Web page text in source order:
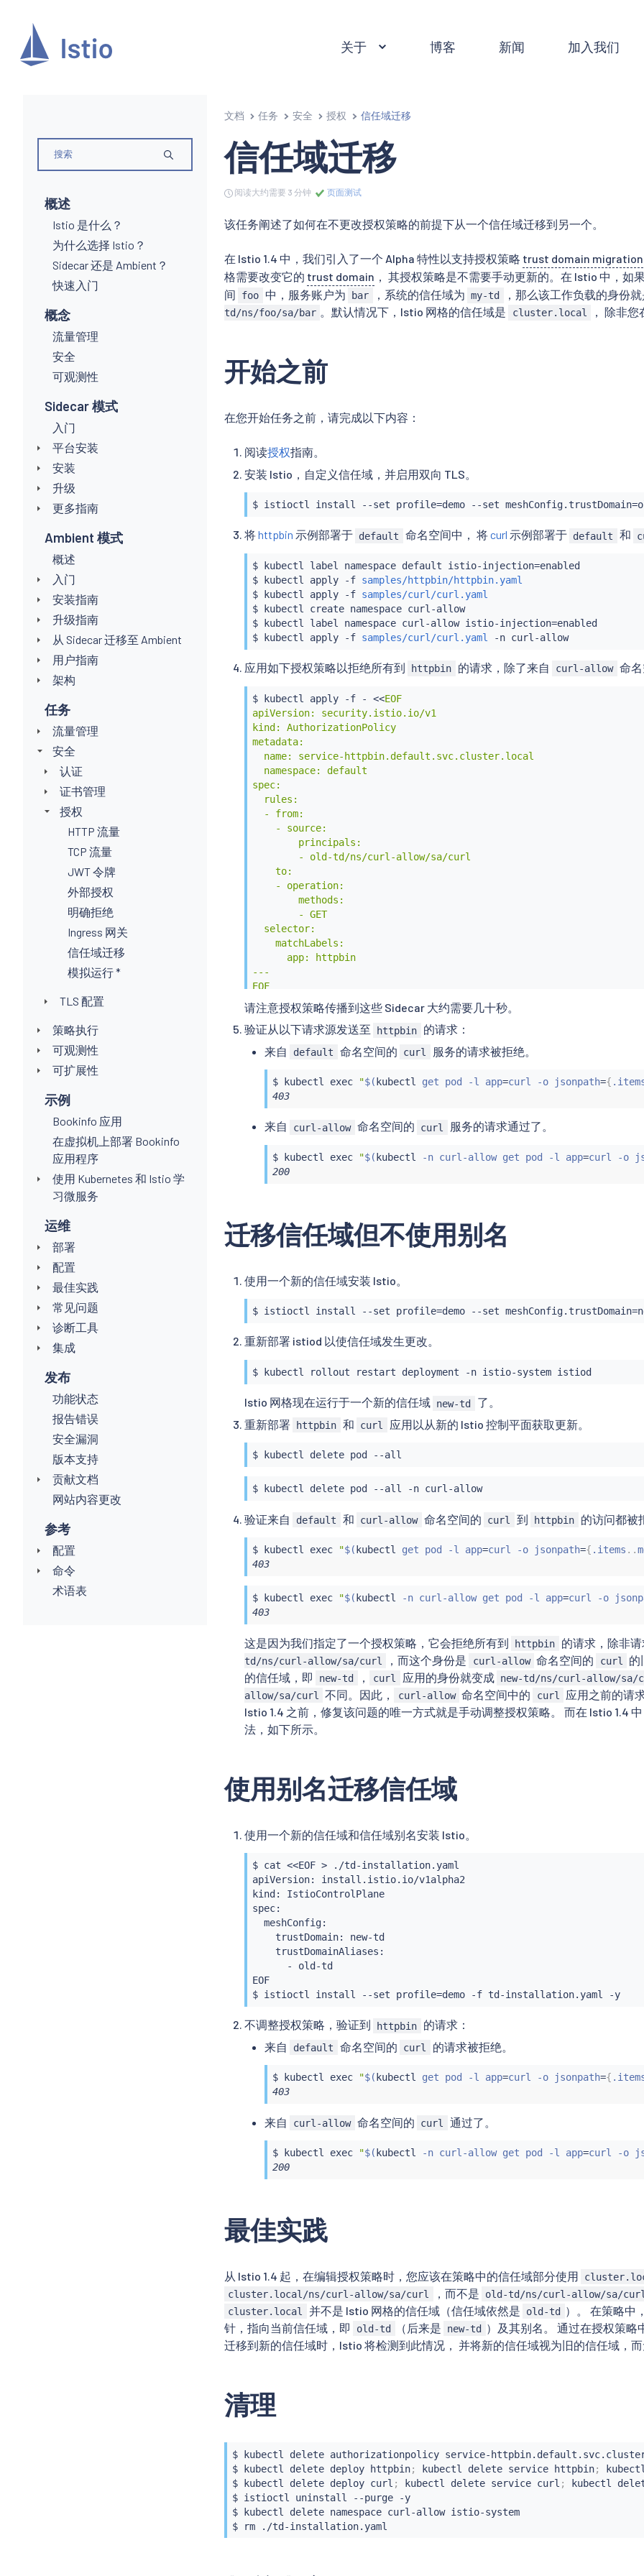
关于 博客 新闻 加入我们
概述
Istio 是什么？
为什么选择 Istio？
Sidecar 还是 Ambient？
快速入门
概念
流量管理
安全
可观测性
Sidecar 模式
入门
平台安装
安装
升级
更多指南
Ambient 模式
概述
入门
安装指南
升级指南
从 Sidecar 迁移至 Ambient
用户指南
架构
任务
流量管理
安全
认证
证书管理
授权
HTTP 流量
TCP 流量
JWT 令牌
外部授权
明确拒绝
Ingress 网关
信任域迁移
模拟运行 *
TLS 配置
策略执行
可观测性
可扩展性
示例
Bookinfo 应用
在虚拟机上部署 Bookinfo
应用程序
使用 Kubernetes 和 Istio 学
习微服务
运维
部署
配置
最佳实践
常见问题
诊断工具
集成
发布
功能状态
报告错误
安全漏洞
版本支持
贡献文档
网站内容更改
参考
配置
命令
术语表
文档 任务 安全 授权 信任域迁移
信任域迁移
阅读大约需要 3 分钟 页面测试
该任务阐述了如何在不更改授权策略的前提下从一个信任域迁移到另一个。
在 Istio 1.4 中，我们引入了一个 Alpha 特性以支持授权策略 trust domain migration
格需要改变它的 trust domain ， 其授权策略是不需要手动更新的。在 Istio 中，如
间
foo 中，服务账户为 bar ，系统的信任域为 my-td ，那么该工作负载的身份就
td/ns/foo/sa/bar 。默认情况下，Istio 网格的信任域是 cluster.local ， 除非
开始之前
在您开始任务之前，请完成以下内容：
阅读授权指南。
安装 Istio，自定义信任域，并启用双向 TLS。
$ istioctl install --set profile=demo --set meshConfig.trustDomain=
将httpbin 示例部署于 default 命名空间中， 将curl 示例部署于 default 和
$ kubectl label namespace default istio-injection=enabled
$
kubectl apply -f samples/httpbin/httpbin.yaml
$
kubectl apply -f samples/curl/curl.yaml
$
kubectl
create namespace curl-allow
$
kubectl label namespace curl-allow istio-injection=enabled
$
kubectl apply -f samples/curl/curl.yaml -n curl-allow
应用如下授权策略以拒绝所有到 httpbin 的请求，除了来自 curl-allow 命
$ kubectl apply -f - <<EOF
apiVersion: security.istio.io/v1
kind: AuthorizationPolicy
metadata:
  name: service-httpbin.default.svc.cluster.local
  namespace: default
spec:
  rules:
  - from:
    - source:
        principals:
        - old-td/ns/curl-allow/sa/curl
    to:
    - operation:
        methods:
        - GET
  selector:
    matchLabels:
      app: httpbin
---
EOF
请注意授权策略传播到这些 Sidecar 大约需要几十秒。
验证从以下请求源发送至
httpbin
的请求：
来自
default 命名空间的 curl 服务的请求被拒绝。
$ kubectl exec "$( kubectl get pod -l app=curl -o jsonpath={
403
来自 curl-allow 命名空间的 curl 服务的请求通过了。
$ kubectl exec "$( kubectl -n curl-allow get pod -l app=curl -o
200
迁移信任域但不使用别名
使用一个新的信任域安装 Istio。
$ istioctl install --set profile=demo --set meshConfig.trustDomain=
重新部署 istiod 以使信任域发生更改。
$ kubectl
Istio 网格现在运行于一个新的信任域 new-td
了。
重新部署
httpbin 和 curl 应用以从新的 Istio 控制平面获取更新。
$ kubectl
$ kubectl delete pod --all -n curl-allow
验证来自 default 和 curl-allow 命名空间的 curl 到 httpbin 的访问都被
$ kubectl exec "$( kubectl get pod -l app=curl -o jsonpath={ .items ..
403
$ kubectl exec "$( kubectl -n curl-allow get pod -l app=curl -o
403
这是因为我们指定了一个授权策略，它会拒绝所有到 httpbin 的请求，除非
td/ns/curl-allow/sa/curl
，而这个身份是 curl-allow 命名空间的 curl
的
的信任域，即
new-td curl 应用的身份就变成 new-td/ns/curl-allow/sa/
allow/sa/curl
不同。因此， curl-allow 命名空间中的 curl
应用之前的请
Istio 1.4 之前，修复该问题的唯一方式就是手动调整授权策略。 而在 Istio 1.4
法，如下所示。
使用别名迁移信任域
使用一个新的信任域和信任域别名安装 Istio。
$ cat <<EOF > ./td-installation.yaml
apiVersion: install.istio.io/v1alpha2
kind: IstioControlPlane
spec:
  meshConfig:
    trustDomain: new-td
    trustDomainAliases:
      - old-td
EOF
$ istioctl install --set profile= demo -f td-installation.yaml -y
不调整授权策略，验证到 httpbin
的请求：
来自
default 命名空间的 curl 的请求被拒绝。
$ kubectl exec "$( kubectl get pod -l app=curl -o jsonpath={
403
来自 curl-allow 命名空间的 curl 通过了。
$ kubectl exec "$( kubectl -n curl-allow get pod -l app=curl -o
200
最佳实践
从 Istio 1.4 起，在编辑授权策略时，您应该在策略中的信任域部分使用
cluster.local/ns/curl-allow/sa/curl ，而不是 old-td/ns/curl-allow/sa/curl
cluster.local 并不是 Istio 网格的信任域（信任域依然是 old-td ）。 在策略中，
针，指向当前信任域，即
old-td （后来是 new-td ）及其别名。 通过在授权策略
迁移到新的信任域时，Istio 将检测到此情况， 并将新的信任域视为旧的信任域，而
清理
$ kubectl
delete authorizationpolicy service-
$ kubectl delete deploy httpbin; kubectl delete service httpbin; kubectl
$ kubectl delete deploy curl ; kubectl delete service curl ; kubectl
$ istioctl
uninstall --purge -y
$ kubectl
delete namespace curl-allow istio-system
$
rm